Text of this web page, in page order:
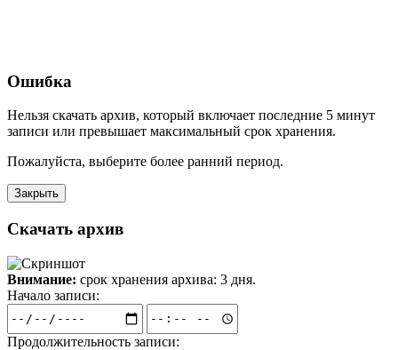
Ошибка
Нельзя скачать архив, который включает последние 5 минут
записи или превышает максимальный срок хранения.
Пожалуйста, выберите более ранний период.
Закрыть
Скачать архив
Внимание: срок хранения архива: 3 дня.
Начало записи:
Продолжительность записи: